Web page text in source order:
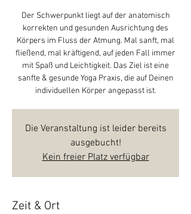
Der Schwerpunkt liegt auf der anatomisch
korrekten und gesunden Ausrichtung des
Körpers im Fluss der Atmung. Mal sanft, mal
fließend, mal kräftigend, auf jeden Fall immer
mit Spaß und Leichtigkeit. Das Ziel ist eine
sanfte & gesunde Yoga Praxis, die auf Deinen
individuellen Körper angepasst ist.
Die Veranstaltung ist leider bereits
ausgebucht!
Kein freier Platz verfügbar
Zeit & Ort